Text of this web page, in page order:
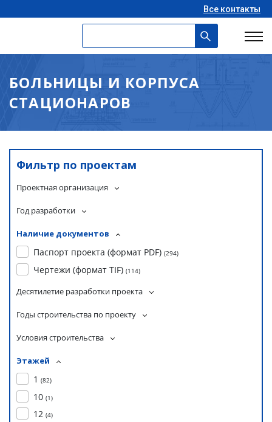
Все контакты
БОЛЬНИЦЫ И КОРПУСА
СТАЦИОНАРОВ
Фильтр по проектам
Проектная организация
Год разработки
Наличие документов
Паспорт проекта (формат PDF) (294)
Чертежи (формат TIF) (114)
Десятилетие разработки проекта
Годы строительства по проекту
Условия строительства
Этажей
1 (82)
10 (1)
12 (4)